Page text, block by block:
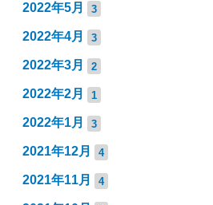
2022年5月 3
2022年4月 3
2022年3月 2
2022年2月 1
2022年1月 3
2021年12月 4
2021年11月 4